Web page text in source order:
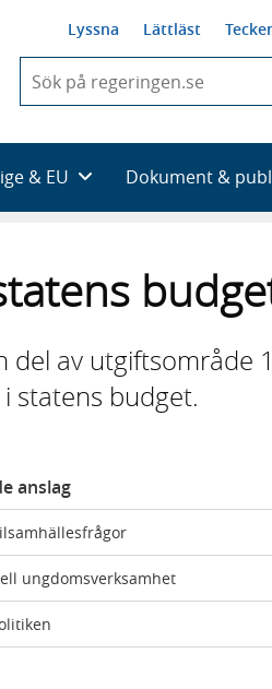
Lyssna Lättläst
du
skriva
framträder
en
sökförslag
& EU Dokument &
av utgiftsområde
statens budget.
anslag
ungdomsverksamhet